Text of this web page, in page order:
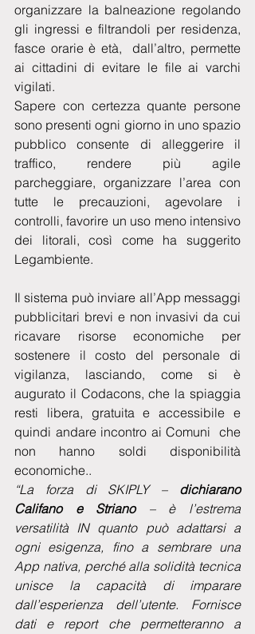
organizzare la balneazione regolando
gli ingressi e filtrandoli per residenza,
fasce orarie è età,  dall’altro, permette
ai cittadini di evitare le file ai varchi
vigilati.
Sapere con certezza quante persone
sono presenti ogni giorno in uno spazio
pubblico consente di alleggerire il
traffico, rendere più agile
parcheggiare, organizzare l’area con
tutte le precauzioni, agevolare i
controlli, favorire un uso meno intensivo
dei litorali, così come ha suggerito
Legambiente.
Il sistema può inviare all’App messaggi
pubblicitari brevi e non invasivi da cui
ricavare risorse economiche per
sostenere il costo del personale di
vigilanza, lasciando, come si è
augurato il Codacons, che la spiaggia
resti libera, gratuita e accessibile e
quindi andare incontro ai Comuni  che
non hanno soldi disponibilità
economiche..
“La forza di SKIPLY – dichiarano
Califano e Striano – è l’estrema
versatilità IN quanto può adattarsi a
ogni esigenza, fino a sembrare una
App nativa, perché alla solidità tecnica
unisce la capacità di imparare
dall’esperienza dell’utente. Fornisce
dati e report che permetteranno a